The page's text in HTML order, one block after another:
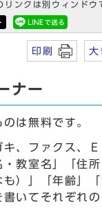
リンクは別ウィンドウ
印刷 大
ナー
は無料です。
、ファクス、
教室名」「住
も）」「年齢」
いてそれぞれ